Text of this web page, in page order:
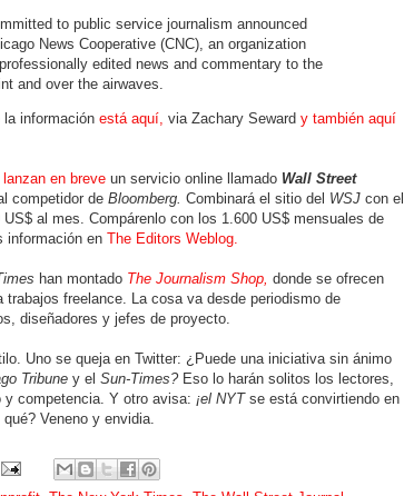
to public service journalism announced
News Cooperative (CNC), an organization
edited news and commentary to the
and over the airwaves.
información está aquí, via Zachary Seward y también aquí
lanzan en breve un servicio online llamado Wall Street
competidor de Bloomberg. Combinará el sitio del WSJ con el
US$ al mes. Compárenlo con los 1.600 US$ mensuales de
información en The Editors Weblog.
han montado The Journalism Shop, donde se ofrecen
freelance. La cosa va desde periodismo de
diseñadores y jefes de proyecto.
Uno se queja en Twitter: ¿Puede una iniciativa sin ánimo
Tribune y el Sun-Times?Eso lo harán solitos los lectores,
y competencia. Y otro avisa: ¡el NYTse está convirtiendo en
Veneno y envidia.